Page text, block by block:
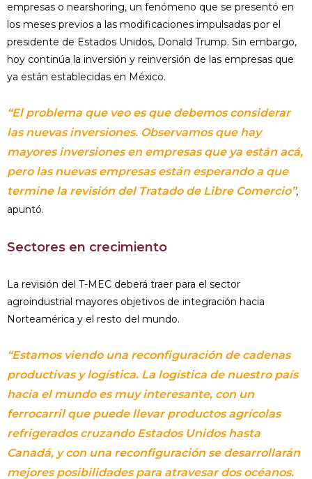
empresas o nearshoring, un fenómeno que se presentó en
los meses previos a las modificaciones impulsadas por el
presidente de Estados Unidos, Donald Trump. Sin embargo,
hoy continúa la inversión y reinversión de las empresas que
ya están establecidas en México.
“El problema que veo es que debemos considerar
las nuevas inversiones. Observamos que hay
mayores inversiones en empresas que ya están acá,
pero las nuevas empresas están esperando a que
termine la revisión del Tratado de Libre Comercio”,
apuntó.
Sectores en crecimiento
La revisión del T-MEC deberá traer para el sector
agroindustrial mayores objetivos de integración hacia
Norteamérica y el resto del mundo.
“Estamos viendo una reconfiguración de cadenas
productivas y logística. La logística de nuestro país
hacia el mundo es muy interesante, con un
ferrocarril que puede llevar productos agrícolas
refrigerados cruzando Estados Unidos hasta
Canadá, y con una reconfiguración se desarrollarán
mejores posibilidades para atravesar dos océanos.